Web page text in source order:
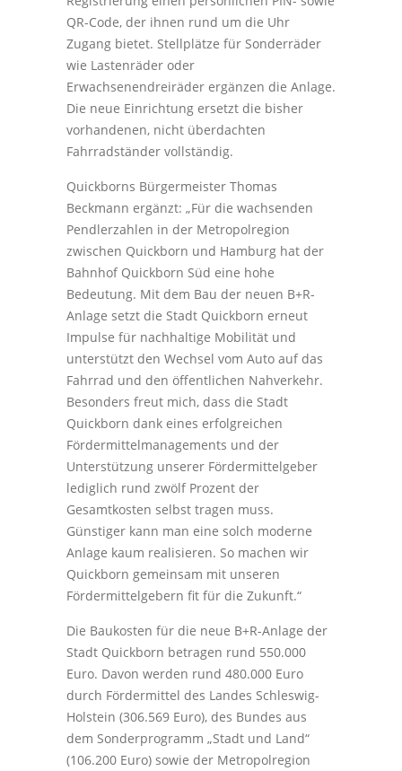
QR-Code, der ihnen rund um die Uhr
Zugang bietet. Stellplätze für Sonderräder
wie Lastenräder oder
Erwachsenendreiräder ergänzen die Anlage.
Die neue Einrichtung ersetzt die bisher
vorhandenen, nicht überdachten
Fahrradständer vollständig.
Quickborns Bürgermeister Thomas
Beckmann ergänzt: „Für die wachsenden
Pendlerzahlen in der Metropolregion
zwischen Quickborn und Hamburg hat der
Bahnhof Quickborn Süd eine hohe
Bedeutung. Mit dem Bau der neuen B+R-
Anlage setzt die Stadt Quickborn erneut
Impulse für nachhaltige Mobilität und
unterstützt den Wechsel vom Auto auf das
Fahrrad und den öffentlichen Nahverkehr.
Besonders freut mich, dass die Stadt
Quickborn dank eines erfolgreichen
Fördermittelmanagements und der
Unterstützung unserer Fördermittelgeber
lediglich rund zwölf Prozent der
Gesamtkosten selbst tragen muss.
Günstiger kann man eine solch moderne
Anlage kaum realisieren. So machen wir
Quickborn gemeinsam mit unseren
Fördermittelgebern fit für die Zukunft.“
Die Baukosten für die neue B+R-Anlage der
Stadt Quickborn betragen rund 550.000
Euro. Davon werden rund 480.000 Euro
durch Fördermittel des Landes Schleswig-
Holstein (306.569 Euro), des Bundes aus
dem Sonderprogramm „Stadt und Land“
(106.200 Euro) sowie der Metropolregion